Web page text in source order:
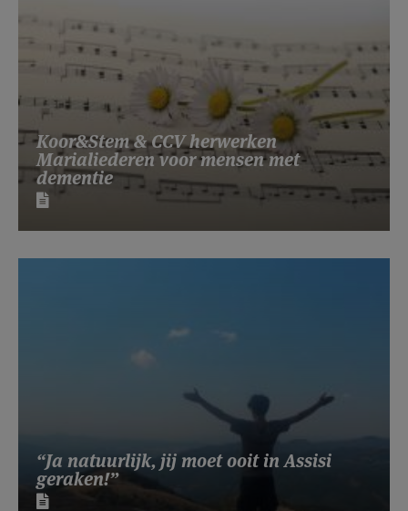
Koor&Stem & CCV herwerken
Marialiederen voor mensen met
dementie
“Ja natuurlijk, jij moet ooit in Assisi
geraken!”